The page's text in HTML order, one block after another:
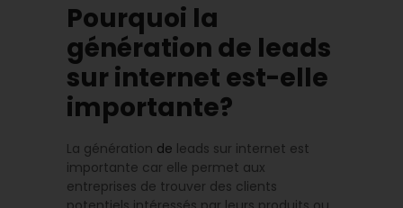
Pourquoi la
génération de leads
sur internet est-elle
importante?
La génération de leads sur internet est
importante car elle permet aux
entreprises de trouver des clients